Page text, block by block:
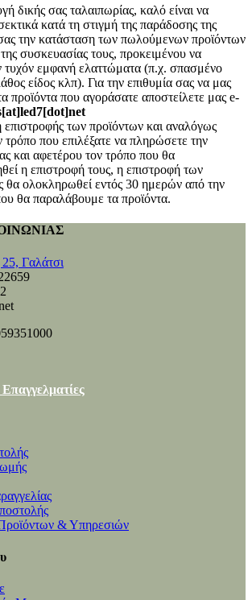
δικής σας ταλαιπωρίας, καλό είναι να
κατά τη στιγμή της παράδοσης της
την κατάσταση των πωλούμενων προϊόντων
συσκευασίας τους, προκειμένου να
τυχόν εμφανή ελαττώματα (π.χ. σπασμένο
είδος κλπ). Για την επιθυμία σας να μας
προϊόντα που αγοράσατε αποστείλετε μας e-
των προϊόντων και αναλόγως
τρόπο που επιλέξατε να πληρώσετε την
και αφετέρου τον τρόπο που θα
η επιστροφή τους, η επιστροφή των
θα ολοκληρωθεί εντός 30 ημερών από την
θα παραλάβουμε τα προϊόντα.
Γαλάτσι
& Υπηρεσιών